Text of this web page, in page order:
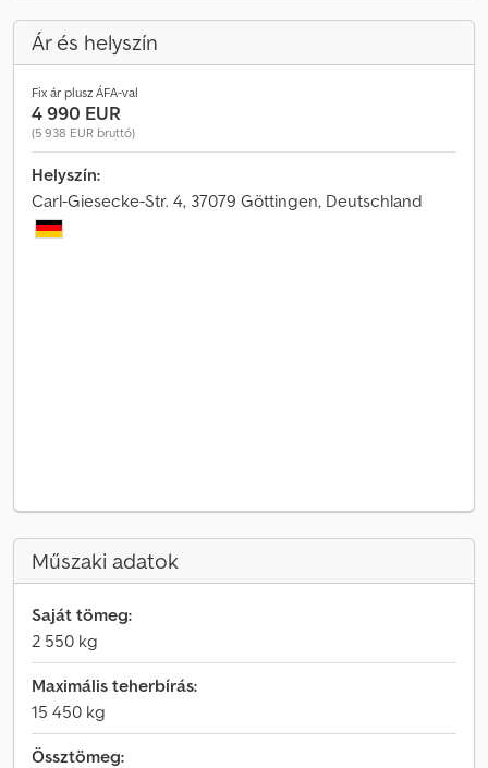
Ár és helyszín
Fix ár plusz ÁFA-val
4 990 EUR
(5 938 EUR bruttó)
Helyszín:
Carl-Giesecke-Str. 4, 37079 Göttingen, Deutschland
Műszaki adatok
Saját tömeg:
2 550 kg
Maximális teherbírás:
15 450 kg
Össztömeg: